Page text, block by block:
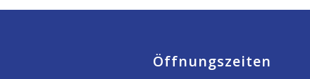
Öffnungszeiten